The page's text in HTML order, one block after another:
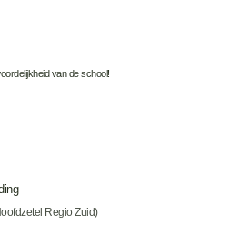
van de school!
Regio Zuid)